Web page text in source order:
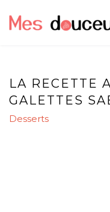
LA RECETTE
GALETTES
Desserts